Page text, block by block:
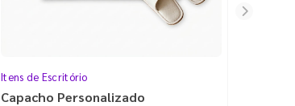
Itens de Escritório
Capacho Personalizado